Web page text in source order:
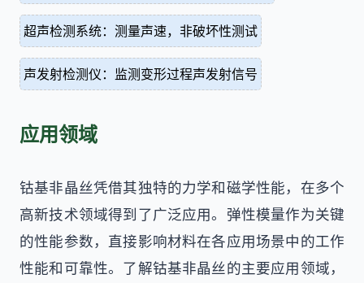
超声检测系统：测量声速，非破坏性测试
声发射检测仪：监测变形过程声发射信号
应用领域
钴基非晶丝凭借其独特的力学和磁学性能，在多个
高新技术领域得到了广泛应用。弹性模量作为关键
的性能参数，直接影响材料在各应用场景中的工作
性能和可靠性。了解钴基非晶丝的主要应用领域，